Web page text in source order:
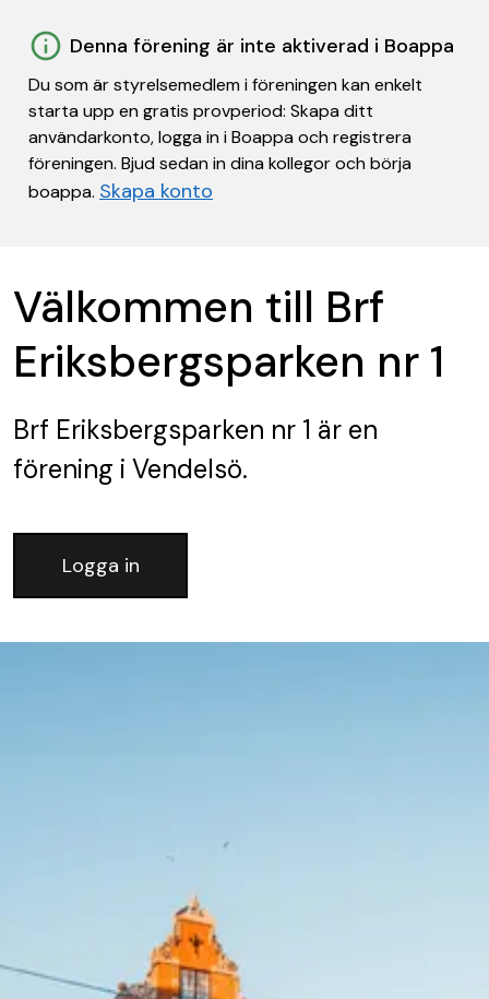
Denna förening är inte aktiverad i Boappa
Du som är styrelsemedlem i föreningen kan enkelt
starta upp en gratis provperiod: Skapa ditt
användarkonto, logga in i Boappa och registrera
föreningen. Bjud sedan in dina kollegor och börja
boappa. Skapa konto
Välkommen till Brf
Eriksbergsparken nr 1
Brf Eriksbergsparken nr 1 är en
förening i Vendelsö.
Logga in